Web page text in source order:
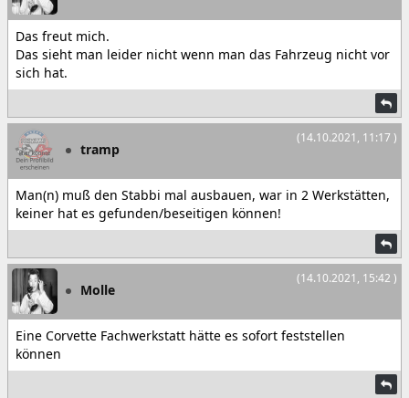
Das freut mich.
Das sieht man leider nicht wenn man das Fahrzeug nicht vor
sich hat.
(14.10.2021, 11:17 )
tramp
Man(n) muß den Stabbi mal ausbauen, war in 2 Werkstätten,
keiner hat es gefunden/beseitigen können!
(14.10.2021, 15:42 )
Molle
Eine Corvette Fachwerkstatt hätte es sofort feststellen
können